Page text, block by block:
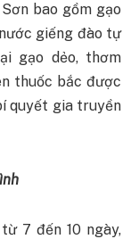
bao gồm gạo
giếng đào tự
gạo dẻo, thơm
thuốc bắc được
quyết gia truyền
7 đến 10 ngày,